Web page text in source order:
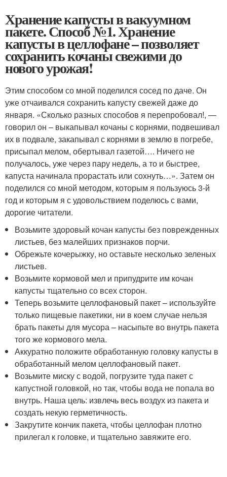
Хранение капусты в вакуумном
пакете. Способ №1. Хранение
капусты в целлофане – позволяет
сохранить кочаны свежими до
нового урожая!
Этим способом со мной поделился сосед по даче. Он
уже отчаивался сохранить капусту свежей даже до
января. «Сколько разных способов я перепробовал!, —
говорил он – выкапывал кочаны с корнями, подвешивал
их в подвале, закапывал с корнями в землю в погребе,
присыпал мелом, обертывал газетой…. Ничего не
получалось, уже через пару недель, а то и быстрее,
капуста начинала прорастать или сохнуть…». Затем он
поделился со мной методом, которым я пользуюсь 3-й
год и которым я с удовольствием поделюсь с вами,
дорогие читатели.
Возьмите здоровый кочан капусты без поврежденных
листьев, без малейших признаков порчи.
Обрежьте кочерыжку, но оставьте несколько зеленых
листьев.
Возьмите кормовой мел и припудрите им кочан
капусты тщательно со всех сторон.
Теперь возьмите целлофановый пакет – используйте
только пищевые пакетики, ни в коем случае нельзя
брать пакеты для мусора – насыпьте во внутрь пакета
того же кормового мела.
Аккуратно положите обработанную головку капусты в
обработанный мелом целлофановый пакет.
Возьмите миску с водой, погрузите туда пакет с
капустной головкой, но так, чтобы вода не попала во
внутрь. Наша цель: извлечь весь воздух из пакета и
создать некую герметичность.
Закрутите кончик пакета, чтобы целлофан плотно
прилегал к головке, и тщательно завяжите его.